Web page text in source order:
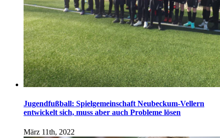
Jugendfußball: Spielgemeinschaft Neubeckum-Vellern
entwickelt sich, muss aber auch Probleme lösen
März 11th, 2022